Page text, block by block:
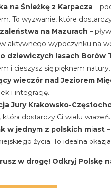
na Śnieżkę z Karpacza –
To wyzwanie, które
na Mazurach –
aktywnego wypoczynku na
dziewiczych lasach Borów
i cieszysz się pięknem natury.
wieczór nad Jeziorem
i integrację.
Jury Krakowsko-
która dostarczy Ci wielu wrażeń.
w jednym z polskich miast
życia. To idealna
w drogę! Odkryj Polskę